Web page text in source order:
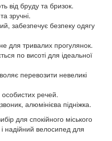
від бруду та бризок.
зручні.
забезпечує безпеку одягу
для тривалих прогулянок.
по висоті для ідеальної
перевозити невеликі
особистих речей.
алюмінієва підніжка.
для спокійного міського
надійний велосипед для